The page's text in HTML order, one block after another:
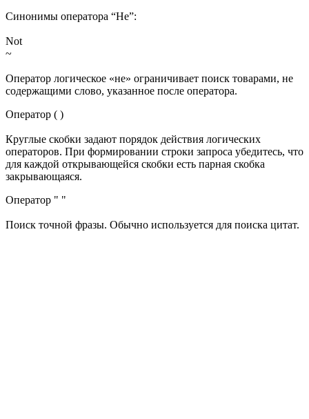
Синонимы оператора “Не”:
Not
~
Оператор логическое «не» ограничивает поиск товарами, не
содержащими слово, указанное после оператора.
Оператор ( )
Круглые скобки задают порядок действия логических
операторов. При формировании строки запроса убедитесь, что
для каждой открывающейся скобки есть парная скобка
закрывающаяся.
Оператор " "
Поиск точной фразы. Обычно используется для поиска цитат.